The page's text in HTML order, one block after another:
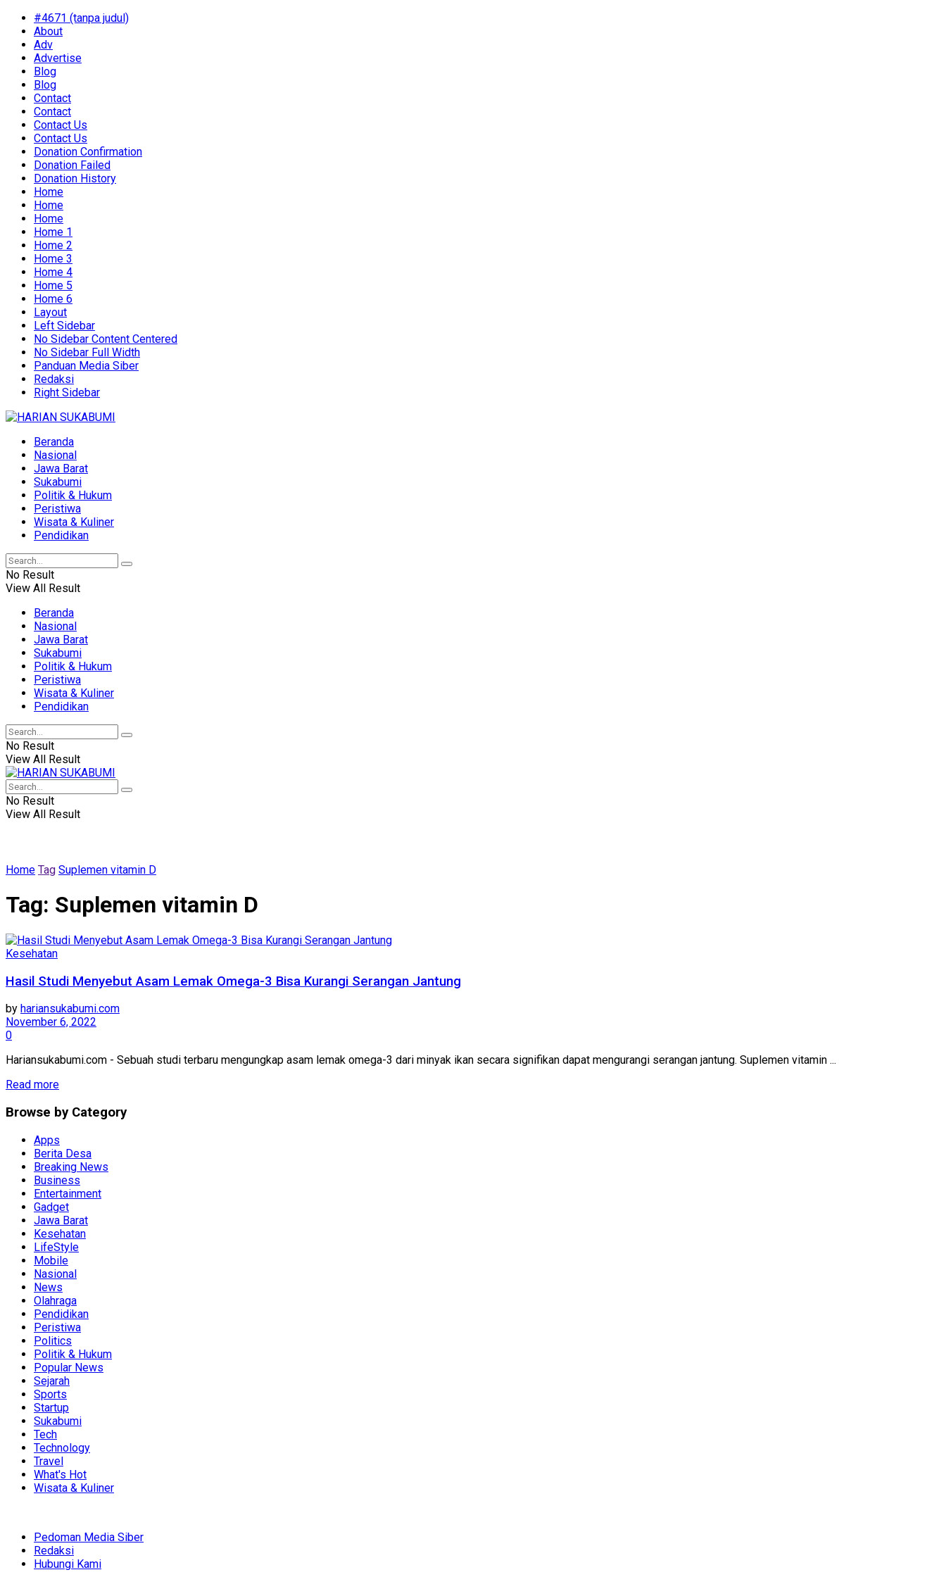
#4671 (tanpa judul)
About
Adv
Advertise
Blog
Blog
Contact
Contact
Contact Us
Contact Us
Donation Confirmation
Donation Failed
Donation History
Home
Home
Home
Home 1
Home 2
Home 3
Home 4
Home 5
Home 6
Layout
Left Sidebar
No Sidebar Content Centered
No Sidebar Full Width
Panduan Media Siber
Redaksi
Right Sidebar
Beranda
Nasional
Jawa Barat
Sukabumi
Politik & Hukum
Peristiwa
Wisata & Kuliner
Pendidikan
No Result
View All Result
Beranda
Nasional
Jawa Barat
Sukabumi
Politik & Hukum
Peristiwa
Wisata & Kuliner
Pendidikan
No Result
View All Result
No Result
View All Result
Home Tag Suplemen vitamin D
Tag: Suplemen vitamin D
Kesehatan
Hasil Studi Menyebut Asam Lemak Omega-3 Bisa Kurangi Serangan Jantung
by hariansukabumi.com
November 6, 2022
0
Hariansukabumi.com - Sebuah studi terbaru mengungkap asam lemak omega-3 dari minyak ikan secara signifikan dapat mengurangi serangan jantung. Suplemen vitamin ...
Read more
Browse by Category
Apps
Berita Desa
Breaking News
Business
Entertainment
Gadget
Jawa Barat
Kesehatan
LifeStyle
Mobile
Nasional
News
Olahraga
Pendidikan
Peristiwa
Politics
Politik & Hukum
Popular News
Sejarah
Sports
Startup
Sukabumi
Tech
Technology
Travel
What's Hot
Wisata & Kuliner
Pedoman Media Siber
Redaksi
Hubungi Kami